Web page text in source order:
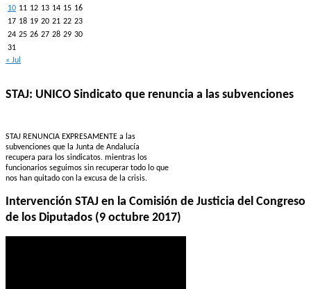
10 11 12 13 14 15 16
17 18 19 20 21 22 23
24 25 26 27 28 29 30
31
« Jul
STAJ: UNICO Sindicato que renuncia a las subvenciones
STAJ RENUNCIA EXPRESAMENTE a las
subvenciones que la Junta de Andalucía
recupera para los sindicatos. mientras los
funcionarios seguimos sin recuperar todo lo que
nos han quitado con la excusa de la crisis.
Intervención STAJ en la Comisión de Justicia del Congreso
de los Diputados (9 octubre 2017)